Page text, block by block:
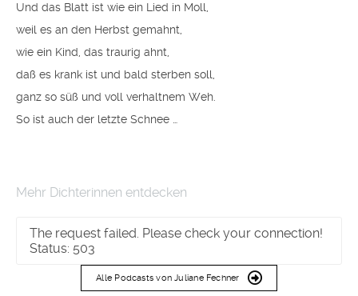
Und das Blatt ist wie ein Lied in Moll,
weil es an den Herbst gemahnt,
wie ein Kind, das traurig ahnt,
daß es krank ist und bald sterben soll,
ganz so süß und voll verhaltnem Weh.
So ist auch der letzte Schnee …
Mehr Dichterinnen entdecken
The request failed. Please check your connection!
Status: 503
Alle Podcasts von Juliane Fechner